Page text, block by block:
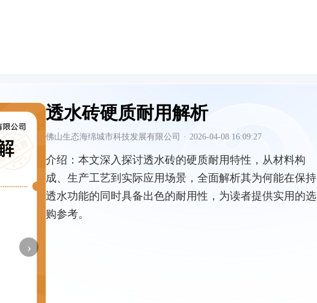
›
透水砖硬质耐用解析
佛山生态海绵城市科技发展有限公司 · 2026-04-08 16:09:27
介绍： 本文深入探讨透水砖的硬质耐用特性，从材料构
成、生产工艺到实际应用场景，全面解析其为何能在保持
透水功能的同时具备出色的耐用性，为读者提供实用的选
购参考。